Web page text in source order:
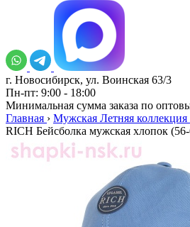
г. Новосибирск, ул. Воинская 63/3
Пн-пт: 9:00 - 18:00
Минимальная сумма заказа по
Главная › Мужская Летняя коллекция
RICH Бейсболка мужская хлопок